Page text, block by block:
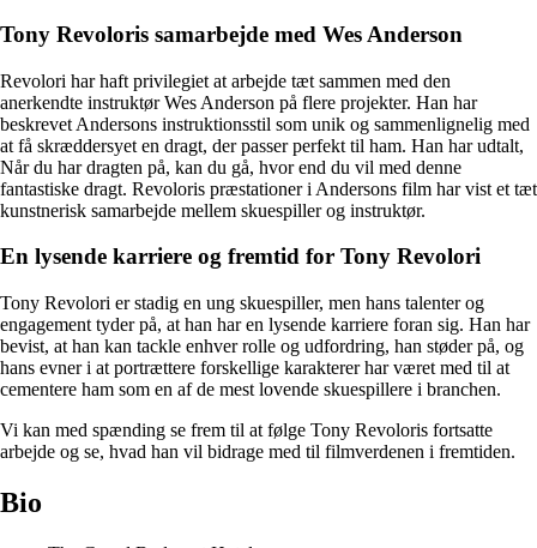
Tony Revoloris samarbejde med Wes Anderson
Revolori har haft privilegiet at arbejde tæt sammen med den
anerkendte instruktør Wes Anderson på flere projekter. Han har
beskrevet Andersons instruktionsstil som unik og sammenlignelig med
at få skræddersyet en dragt, der passer perfekt til ham. Han har udtalt,
Når du har dragten på, kan du gå, hvor end du vil med denne
fantastiske dragt. Revoloris præstationer i Andersons film har vist et tæt
kunstnerisk samarbejde mellem skuespiller og instruktør.
En lysende karriere og fremtid for Tony Revolori
Tony Revolori er stadig en ung skuespiller, men hans talenter og
engagement tyder på, at han har en lysende karriere foran sig. Han har
bevist, at han kan tackle enhver rolle og udfordring, han støder på, og
hans evner i at portrættere forskellige karakterer har været med til at
cementere ham som en af de mest lovende skuespillere i branchen.
Vi kan med spænding se frem til at følge Tony Revoloris fortsatte
arbejde og se, hvad han vil bidrage med til filmverdenen i fremtiden.
Bio